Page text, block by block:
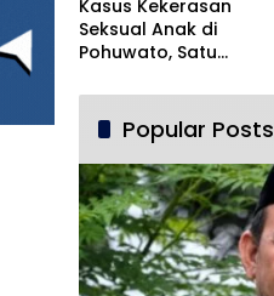
Kasus Kekerasan
Seksual Anak di
Pohuwato, Satu
Popular Posts